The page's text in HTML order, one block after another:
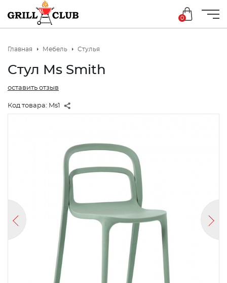
0
Главная Мебель Стулья
Стул Ms Smith
Код товара: Ms1
оставить отзыв